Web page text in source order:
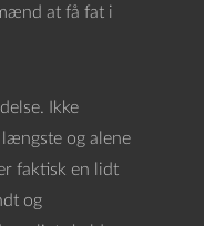
at få fat i
Ikke
og alene
faktisk en lidt
og